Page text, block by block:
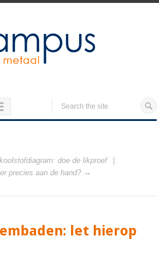
doe de likproef
precies aan de hand?
let hierop